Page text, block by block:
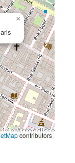
×
contributors